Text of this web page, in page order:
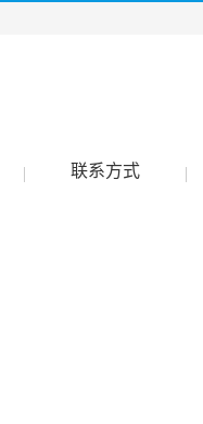
联系方式